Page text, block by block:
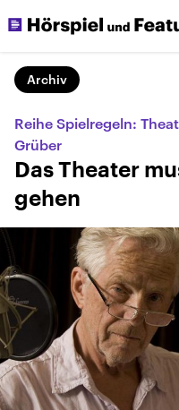
Archiv
Reihe Spielregeln:
Grüber
Das Theater
gehen